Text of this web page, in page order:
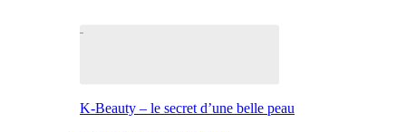
K-Beauty – le secret d’une belle peau